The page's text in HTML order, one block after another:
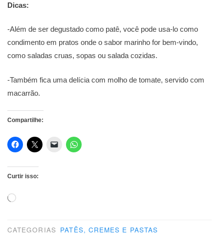
Dicas:
-Além de ser degustado como patê, você pode usa-lo como
condimento em pratos onde o sabor marinho for bem-vindo,
como saladas cruas, sopas ou salada cozidas.
-Também fica uma delícia com molho de tomate, servido com
macarrão.
Compartilhe:
Curtir isso:
Carregando...
CATEGORIAS PATÊS, CREMES E PASTAS